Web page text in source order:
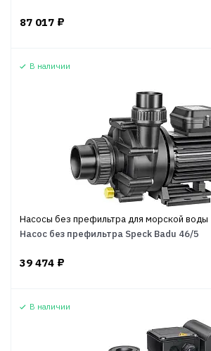
87 017 ₽
В наличии
Насосы без префильтра для морской воды
Насос без префильтра Speck Badu 46/5
39 474 ₽
В наличии